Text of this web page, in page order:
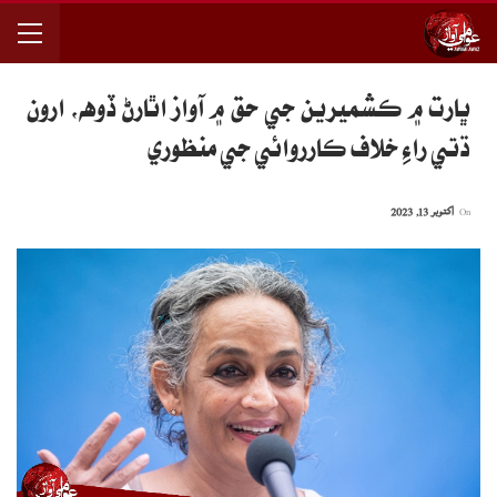
ڀارت ۾ ڪشميرين جي حق ۾ آواز اُٿارڻ ڏوهه، ارون
ڌتي راءِ خلاف ڪارروائي جي منظوري
اکتوبر 13, 2023